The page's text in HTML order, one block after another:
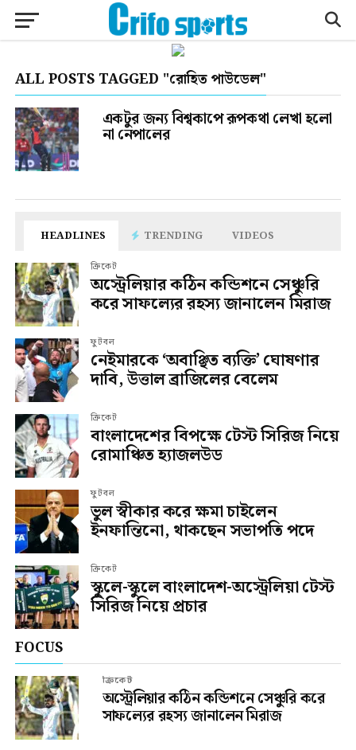
ALL POSTS TAGGED "রোহিত পাউডেল"
একটুর জন্য বিশ্বকাপে রূপকথা লেখা হলো
না নেপালের
HEADLINES TRENDING VIDEOS
ক্রিকেট
অস্ট্রেলিয়ার কঠিন কন্ডিশনে সেঞ্চুরি
করে সাফল্যের রহস্য জানালেন মিরাজ
ফুটবল
নেইমারকে ‘অবাঞ্ছিত ব্যক্তি’ ঘোষণার
দাবি, উত্তাল ব্রাজিলের বেলেম
ক্রিকেট
বাংলাদেশের বিপক্ষে টেস্ট সিরিজ নিয়ে
রোমাঞ্চিত হ্যাজলউড
ফুটবল
ভুল স্বীকার করে ক্ষমা চাইলেন
ইনফান্তিনো, থাকছেন সভাপতি পদে
ক্রিকেট
স্কুলে-স্কুলে বাংলাদেশ-অস্ট্রেলিয়া টেস্ট
সিরিজ নিয়ে প্রচার
FOCUS
ক্রিকেট
অস্ট্রেলিয়ার কঠিন কন্ডিশনে সেঞ্চুরি করে
সাফল্যের রহস্য জানালেন মিরাজ